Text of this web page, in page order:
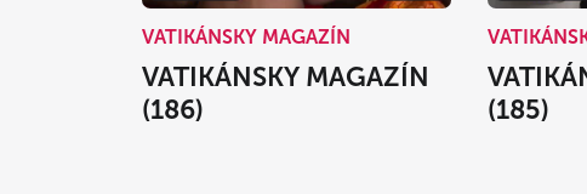
VATIKÁNSKY MAGAZÍN
VATIKÁNSKY MAGAZÍN
(186)
(185)